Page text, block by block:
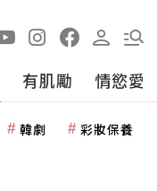
有肌勵 情慾愛
韓劇 彩妝保養